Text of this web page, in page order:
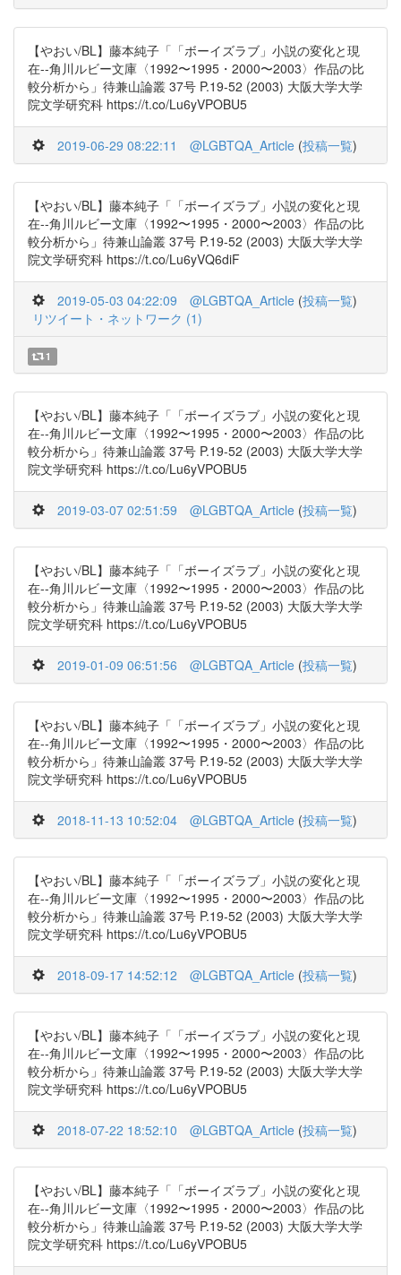
【やおい/BL】藤本純子「「ボーイズラブ」小説の変化と現
在--角川ルビー文庫〈1992〜1995・2000〜2003〉作品の比
較分析から」待兼山論叢 37号 P.19-52 (2003) 大阪大学大学
院文学研究科 https://t.co/Lu6yVPOBU5
2019-06-29 08:22:11 @LGBTQA_Article (投稿一覧)
【やおい/BL】藤本純子「「ボーイズラブ」小説の変化と現
在--角川ルビー文庫〈1992〜1995・2000〜2003〉作品の比
較分析から」待兼山論叢 37号 P.19-52 (2003) 大阪大学大学
院文学研究科 https://t.co/Lu6yVQ6diF
2019-05-03 04:22:09 @LGBTQA_Article (投稿一覧)
リツイート・ネットワーク (1)
1
【やおい/BL】藤本純子「「ボーイズラブ」小説の変化と現
在--角川ルビー文庫〈1992〜1995・2000〜2003〉作品の比
較分析から」待兼山論叢 37号 P.19-52 (2003) 大阪大学大学
院文学研究科 https://t.co/Lu6yVPOBU5
2019-03-07 02:51:59 @LGBTQA_Article (投稿一覧)
【やおい/BL】藤本純子「「ボーイズラブ」小説の変化と現
在--角川ルビー文庫〈1992〜1995・2000〜2003〉作品の比
較分析から」待兼山論叢 37号 P.19-52 (2003) 大阪大学大学
院文学研究科 https://t.co/Lu6yVPOBU5
2019-01-09 06:51:56 @LGBTQA_Article (投稿一覧)
【やおい/BL】藤本純子「「ボーイズラブ」小説の変化と現
在--角川ルビー文庫〈1992〜1995・2000〜2003〉作品の比
較分析から」待兼山論叢 37号 P.19-52 (2003) 大阪大学大学
院文学研究科 https://t.co/Lu6yVPOBU5
2018-11-13 10:52:04 @LGBTQA_Article (投稿一覧)
【やおい/BL】藤本純子「「ボーイズラブ」小説の変化と現
在--角川ルビー文庫〈1992〜1995・2000〜2003〉作品の比
較分析から」待兼山論叢 37号 P.19-52 (2003) 大阪大学大学
院文学研究科 https://t.co/Lu6yVPOBU5
2018-09-17 14:52:12 @LGBTQA_Article (投稿一覧)
【やおい/BL】藤本純子「「ボーイズラブ」小説の変化と現
在--角川ルビー文庫〈1992〜1995・2000〜2003〉作品の比
較分析から」待兼山論叢 37号 P.19-52 (2003) 大阪大学大学
院文学研究科 https://t.co/Lu6yVPOBU5
2018-07-22 18:52:10 @LGBTQA_Article (投稿一覧)
【やおい/BL】藤本純子「「ボーイズラブ」小説の変化と現
在--角川ルビー文庫〈1992〜1995・2000〜2003〉作品の比
較分析から」待兼山論叢 37号 P.19-52 (2003) 大阪大学大学
院文学研究科 https://t.co/Lu6yVPOBU5